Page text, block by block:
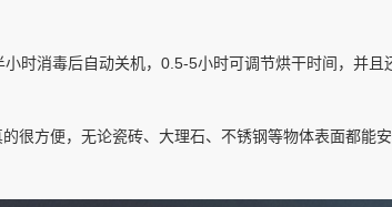
时消毒后自动关机，0.5-5小时可调节烘干时间，并
很方便，无论瓷砖、大理石、不锈钢等物体表面都